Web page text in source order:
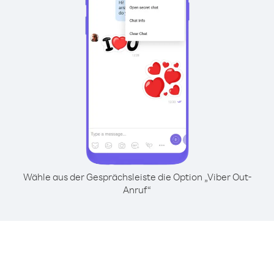
Wähle aus der Gesprächsleiste die Option „Viber Out-
Anruf“